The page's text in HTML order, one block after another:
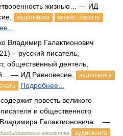
жизнью… — ИД
аудиокнига можно скачать
Владимир Галактионович
– русский писатель,
общественный деятель,
— ИД Равновесие,
аудиокнига
Подробнее...
повесть великого
писателя и общественного
Галактионовича… —
школьника аудиокнига